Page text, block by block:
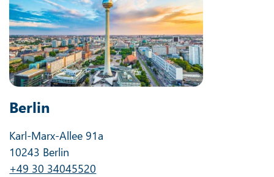
Berlin
Karl-Marx-Allee 91a
10243 Berlin
+49 30 34045520